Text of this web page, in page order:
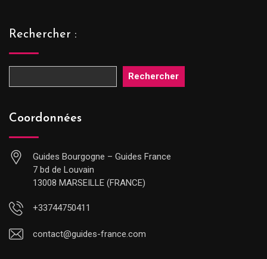
Rechercher :
Rechercher
Coordonnées
Guides Bourgogne – Guides France
7 bd de Louvain
13008 MARSEILLE (FRANCE)
+33744750411
contact@guides-france.com